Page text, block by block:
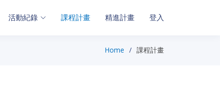
活動紀錄 課程計畫 精進計畫 登入
Home 課程計畫